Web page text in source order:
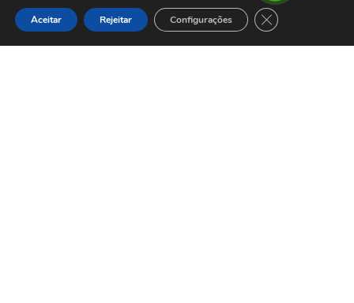
Aceitar Rejeitar Configurações CLOSE GDPR